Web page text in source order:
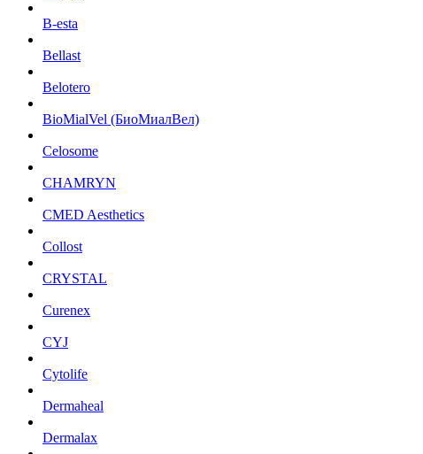
B-esta
Bellast
Belotero
BioMialVel (БиоМиалВел)
Celosome
CHAMRYN
CMED Aesthetics
Collost
CRYSTAL
Curenex
CYJ
Cytolife
Dermaheal
Dermalax